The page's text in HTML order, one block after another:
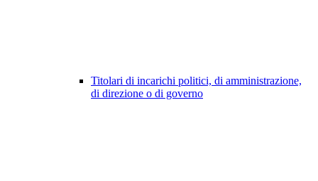
Titolari di incarichi politici, di amministrazione,
di direzione o di governo